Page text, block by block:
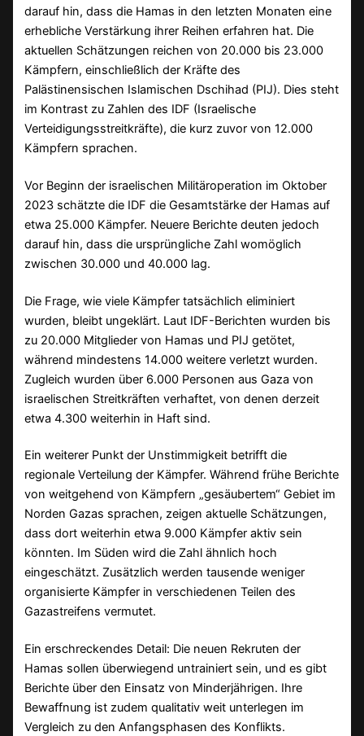
darauf hin, dass die Hamas in den letzten Monaten eine
erhebliche Verstärkung ihrer Reihen erfahren hat. Die
aktuellen Schätzungen reichen von 20.000 bis 23.000
Kämpfern, einschließlich der Kräfte des
Palästinensischen Islamischen Dschihad (PIJ). Dies steht
im Kontrast zu Zahlen des IDF (Israelische
Verteidigungsstreitkräfte), die kurz zuvor von 12.000
Kämpfern sprachen.
Vor Beginn der israelischen Militäroperation im Oktober
2023 schätzte die IDF die Gesamtstärke der Hamas auf
etwa 25.000 Kämpfer. Neuere Berichte deuten jedoch
darauf hin, dass die ursprüngliche Zahl womöglich
zwischen 30.000 und 40.000 lag.
Die Frage, wie viele Kämpfer tatsächlich eliminiert
wurden, bleibt ungeklärt. Laut IDF-Berichten wurden bis
zu 20.000 Mitglieder von Hamas und PIJ getötet,
während mindestens 14.000 weitere verletzt wurden.
Zugleich wurden über 6.000 Personen aus Gaza von
israelischen Streitkräften verhaftet, von denen derzeit
etwa 4.300 weiterhin in Haft sind.
Ein weiterer Punkt der Unstimmigkeit betrifft die
regionale Verteilung der Kämpfer. Während frühe Berichte
von weitgehend von Kämpfern „gesäubertem“ Gebiet im
Norden Gazas sprachen, zeigen aktuelle Schätzungen,
dass dort weiterhin etwa 9.000 Kämpfer aktiv sein
könnten. Im Süden wird die Zahl ähnlich hoch
eingeschätzt. Zusätzlich werden tausende weniger
organisierte Kämpfer in verschiedenen Teilen des
Gazastreifens vermutet.
Ein erschreckendes Detail: Die neuen Rekruten der
Hamas sollen überwiegend untrainiert sein, und es gibt
Berichte über den Einsatz von Minderjährigen. Ihre
Bewaffnung ist zudem qualitativ weit unterlegen im
Vergleich zu den Anfangsphasen des Konflikts.